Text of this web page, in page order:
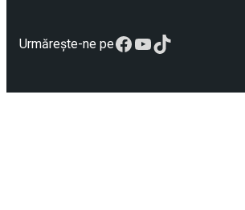
Urmărește-ne peFacebook
YouTube
TikTok